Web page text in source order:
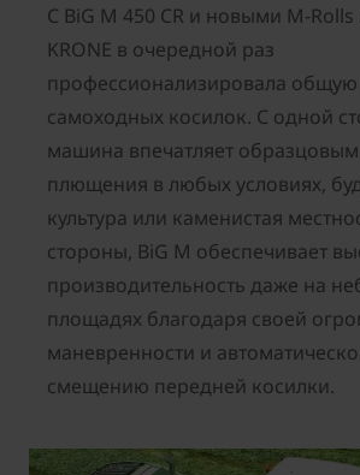
С BiG M 450 CR и новыми M-
KRONE в очередной раз
профессионализировала
самоходных косилок. С одной
машина впечатляет
плющения в любых условиях,
культура или каменистая
стороны, BiG M обеспечивает
производительность даже на
площадях благодаря своей
маневренности и
смещению передней косилки.